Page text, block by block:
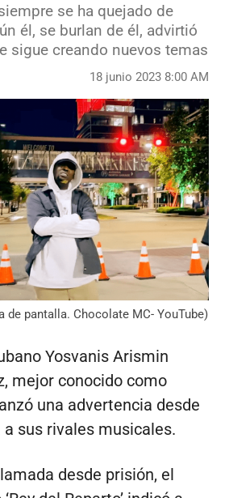
se ha quejado de
él, se burlan de él, advirtió
sigue creando nuevos temas
18 junio 2023 8:00 AM
de pantalla. Chocolate MC- YouTube)
Yosvanis Arismin
mejor conocido como
una advertencia desde
sus rivales musicales.
desde prisión, el